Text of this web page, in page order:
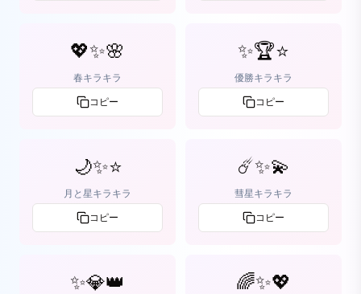
💖✨🌸
春キラキラ
コピー
✨🏆⭐
優勝キラキラ
コピー
🌙✨⭐
月と星キラキラ
コピー
☄️✨💫
彗星キラキラ
コピー
✨💎👑 🌈✨💖